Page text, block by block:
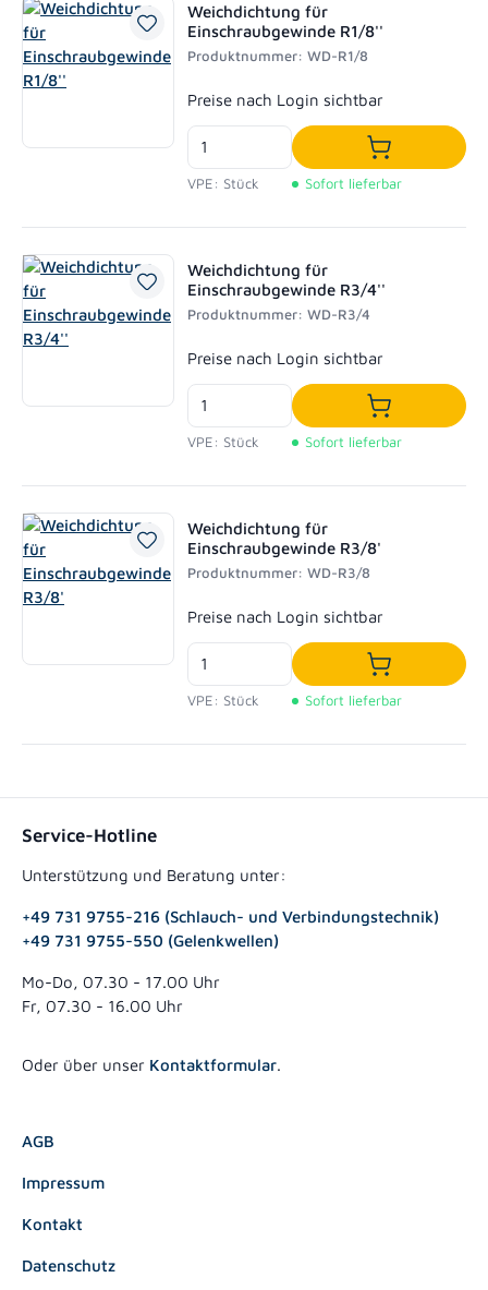
Weichdichtung für
Einschraubgewinde R1/8''
Produktnummer: WD-R1/8
Regulärer Preis:
Preise nach Login sichtbar
VPE: Stück
In den
Sofort lieferbar
Weichdichtung für
Einschraubgewinde R3/4''
Produktnummer: WD-R3/4
Regulärer Preis:
Preise nach Login sichtbar
VPE: Stück
In den
Sofort lieferbar
Weichdichtung für
Einschraubgewinde R3/8'
Produktnummer: WD-R3/8
Regulärer Preis:
Preise nach Login sichtbar
VPE: Stück
In den
Sofort lieferbar
Service-Hotline
Unterstützung und Beratung unter:
+49 731 9755-216 (Schlauch- und Verbindungstechnik)
+49 731 9755-550 (Gelenkwellen)
Mo-Do, 07.30 - 17.00 Uhr
Fr, 07.30 - 16.00 Uhr
Oder über unser Kontaktformular.
AGB
Impressum
Kontakt
Datenschutz